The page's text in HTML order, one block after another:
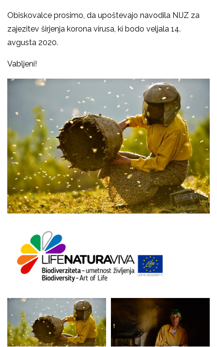
Obiskovalce prosimo, da upoštevajo navodila NIJZ za
zajezitev širjenja korona virusa, ki bodo veljala 14.
avgusta 2020.
Vabljeni!